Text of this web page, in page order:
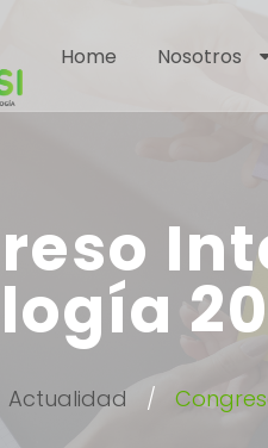
Home Nosotros
Actualidad